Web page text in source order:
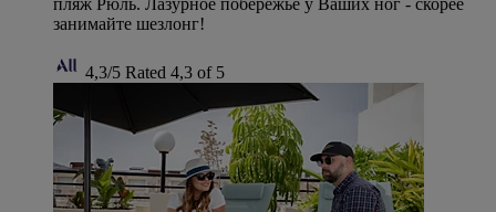
занимайте шезлонг!
4,3/5 Rated 4,3 of 5